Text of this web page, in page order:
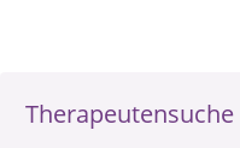
Therapeutensuche